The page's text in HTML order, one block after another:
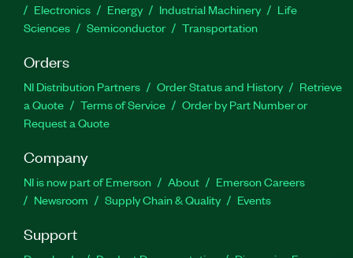
Electronics
Energy Industrial Machinery
Life
Sciences
Semiconductor Transportation
Orders
NI Distribution Partners Order Status and History
Retrieve
a Quote
Terms of Service
Order by Part Number or
Request a Quote
Company
NI is now part of Emerson About
Emerson Careers
Newsroom
Supply Chain & Quality Events
Support